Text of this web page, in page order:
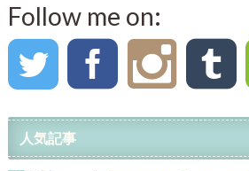
Follow me on:
人気記事